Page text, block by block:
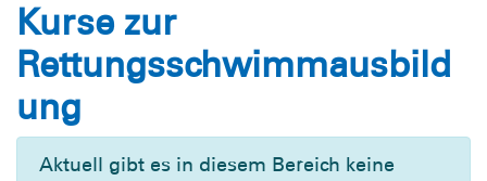
Kurse zur
Rettungsschwimmausbild
ung
Aktuell gibt es in diesem Bereich keine